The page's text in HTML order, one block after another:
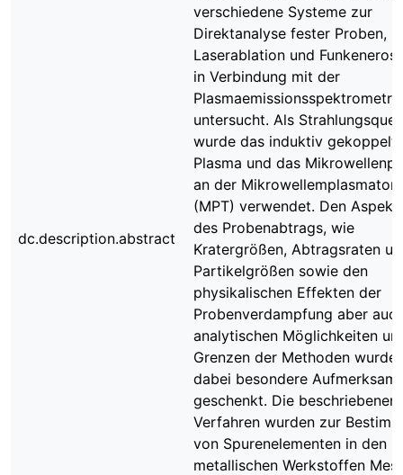
dc.description.abstract
verschiedene Systeme zur
Direktanalyse fester Proben,
Laserablation und
in Verbindung mit der
Plasmaemissionsspektrometrie
untersucht. Als
wurde das induktiv
Plasma und das
an der
(MPT) verwendet. Den
des Probenabtrags, wie
Kratergrößen, Abtragsraten
Partikelgrößen sowie den
physikalischen Effekten der
Probenverdampfung aber
analytischen Möglichkeiten
Grenzen der Methoden wurde
dabei besondere
geschenkt. Die beschriebenen
Verfahren wurden zur
von Spurenelementen in den
metallischen Werkstoffen